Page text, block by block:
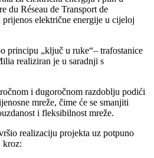
du Réseau de Transport de
električne energije u cijeloj
principu „ključ u ruke“– trafostanice
realiziran je u saradnji s
i dugoročnom razdoblju podići
mreže, čime će se smanjiti
i fleksibilnost mreže.
realizaciju projekta uz potpuno
kroz: